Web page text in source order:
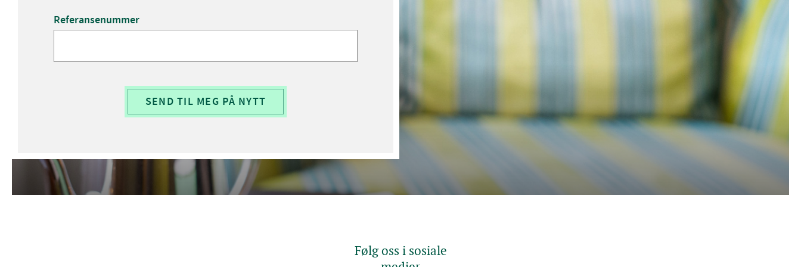
Referansenummer
SEND TIL MEG PÅ NYTT
Følg oss i sosiale